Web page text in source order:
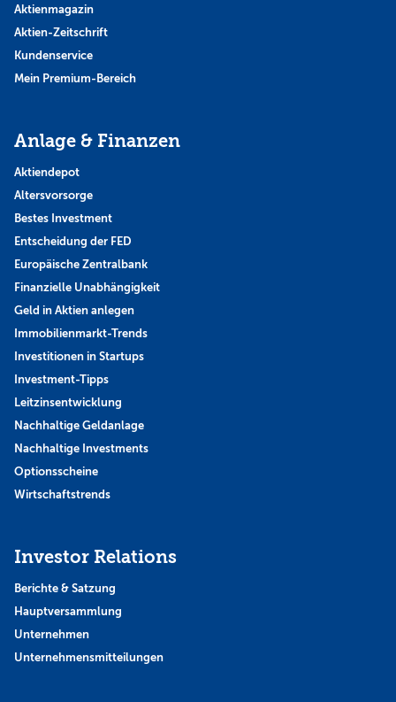
Aktienmagazin
Aktien-Zeitschrift
Kundenservice
Mein Premium-Bereich
Anlage & Finanzen
Aktiendepot
Altersvorsorge
Bestes Investment
Entscheidung der FED
Europäische Zentralbank
Finanzielle Unabhängigkeit
Geld in Aktien anlegen
Immobilienmarkt-Trends
Investitionen in Startups
Investment-Tipps
Leitzinsentwicklung
Nachhaltige Geldanlage
Nachhaltige Investments
Optionsscheine
Wirtschaftstrends
Investor Relations
Berichte & Satzung
Hauptversammlung
Unternehmen
Unternehmensmitteilungen